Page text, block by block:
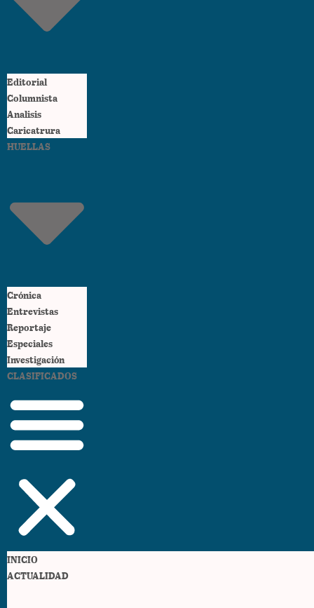
Editorial
Columnista
Analisis
Caricatrura
HUELLAS
Crónica
Entrevistas
Reportaje
Especiales
Investigación
CLASIFICADOS
INICIO
ACTUALIDAD